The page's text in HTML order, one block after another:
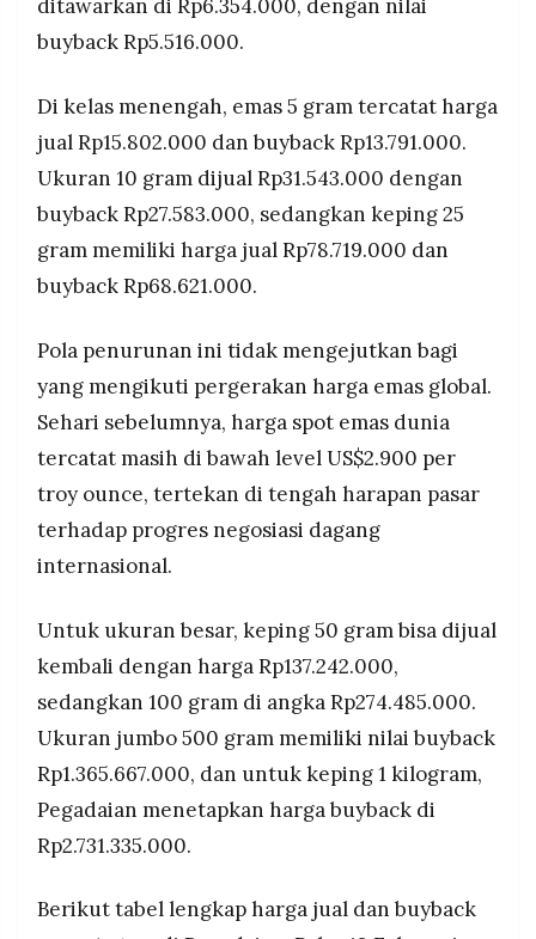
ditawarkan di Rp6.354.000, dengan nilai
buyback Rp5.516.000.
Di kelas menengah, emas 5 gram tercatat harga
jual Rp15.802.000 dan buyback Rp13.791.000.
Ukuran 10 gram dijual Rp31.543.000 dengan
buyback Rp27.583.000, sedangkan keping 25
gram memiliki harga jual Rp78.719.000 dan
buyback Rp68.621.000.
Pola penurunan ini tidak mengejutkan bagi
yang mengikuti pergerakan harga emas global.
Sehari sebelumnya, harga spot emas dunia
tercatat masih di bawah level US$2.900 per
troy ounce, tertekan di tengah harapan pasar
terhadap progres negosiasi dagang
internasional.
Untuk ukuran besar, keping 50 gram bisa dijual
kembali dengan harga Rp137.242.000,
sedangkan 100 gram di angka Rp274.485.000.
Ukuran jumbo 500 gram memiliki nilai buyback
Rp1.365.667.000, dan untuk keping 1 kilogram,
Pegadaian menetapkan harga buyback di
Rp2.731.335.000.
Berikut tabel lengkap harga jual dan buyback